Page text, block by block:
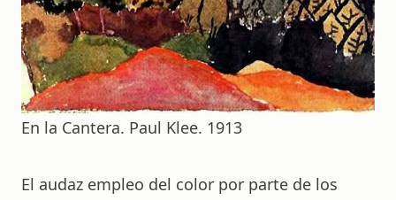
En la Cantera. Paul Klee. 1913
El audaz empleo del color por parte de los